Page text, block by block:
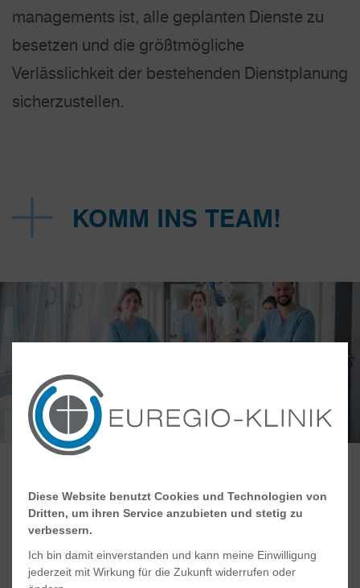
managements ist, alle geplanten Dienste zu
besetzen und die größt­mögliche
Verlässlichkeit der bestehenden Dienstplanung
sicherzustellen.
KOMM INS TEAM!
Aktuelle Stellenangebote
Ärztlicher Dienst
Pflege und Gesundheitsberufe
Diese Website benutzt Cookies und Technologien von
Dritten, um ihren Service anzubieten und stetig zu
verbessern.
Ich bin damit einverstanden und kann meine Einwilligung
jederzeit mit Wirkung für die Zukunft widerrufen oder